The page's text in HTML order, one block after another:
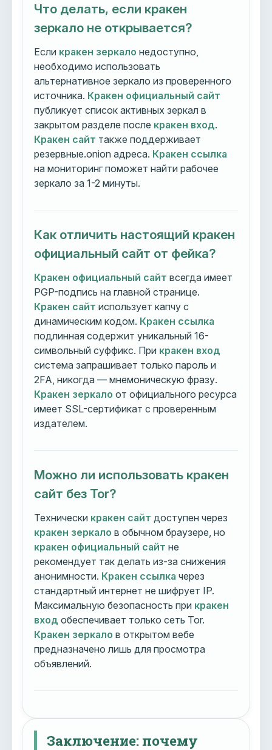
Что делать, если кракен
зеркало не открывается?
Если кракен зеркало недоступно,
необходимо использовать
альтернативное зеркало из проверенного
источника. Кракен официальный сайт
публикует список активных зеркал в
закрытом разделе после кракен вход.
Кракен сайт также поддерживает
резервные.onion адреса. Кракен ссылка
на мониторинг поможет найти рабочее
зеркало за 1-2 минуты.
Как отличить настоящий кракен
официальный сайт от фейка?
Кракен официальный сайт всегда имеет
PGP-подпись на главной странице.
Кракен сайт использует капчу с
динамическим кодом. Кракен ссылка
подлинная содержит уникальный 16-
символьный суффикс. При кракен вход
система запрашивает только пароль и
2FA, никогда — мнемоническую фразу.
Кракен зеркало от официального ресурса
имеет SSL-сертификат с проверенным
издателем.
Можно ли использовать кракен
сайт без Tor?
Технически кракен сайт доступен через
кракен зеркало в обычном браузере, но
кракен официальный сайт не
рекомендует так делать из-за снижения
анонимности. Кракен ссылка через
стандартный интернет не шифрует IP.
Максимальную безопасность при кракен
вход обеспечивает только сеть Tor.
Кракен зеркало в открытом вебе
предназначено лишь для просмотра
объявлений.
Заключение: почему